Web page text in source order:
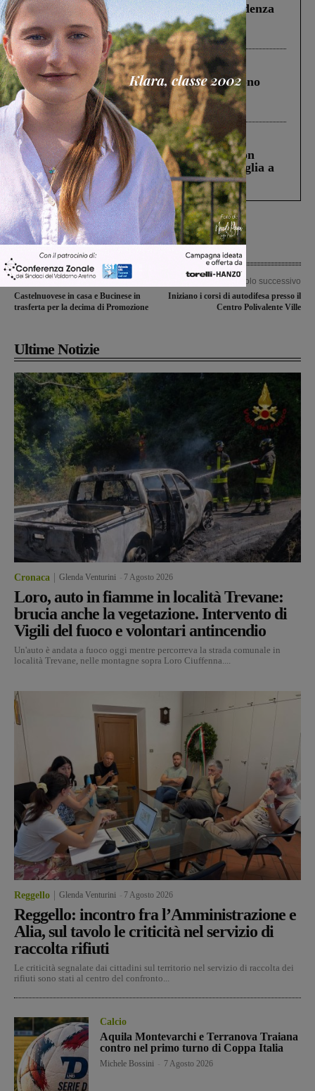
Piscina di Figline finanziata oltre la scadenza
Pnrr, il gruppo di Fratelli d’Italia: “Un
ringraziamento al Governo”
Cronaca 4 Agosto 2026
Un anno fa la strage in A1 in cui morirono
Gianni, Giulia e Franco. Lo schianto, il
processo, lo stop ai sorpassi fra tir....
Cronaca 3 Agosto 2026
Scomparso da una struttura di Castiglion
Fiorentino l’uomo che aveva ucciso la figlia a
Levane nel 2020
Articolo precedente
Castelnuovese in casa e Bucinese in
trasferta per la decima di Promozione
Articolo successivo
Iniziano i corsi di autodifesa presso il
Centro Polivalente Ville
Ultime Notizie
Cronaca Glenda Venturini 7 Agosto 2026
Loro, auto in fiamme in località Trevane:
brucia anche la vegetazione. Intervento di
Vigili del fuoco e volontari antincendio
Un'auto è andata a fuoco oggi mentre percorreva la strada comunale in
località Trevane, nelle montagne sopra Loro Ciuffenna....
Reggello Glenda Venturini 7 Agosto 2026
Reggello: incontro fra l’Amministrazione e
Alia, sul tavolo le criticità nel servizio di
raccolta rifiuti
Le criticità segnalate dai cittadini sul territorio nel servizio di raccolta dei
rifiuti sono stati al centro del confronto...
Calcio
Aquila Montevarchi e Terranova Traiana
contro nel primo turno di Coppa Italia
Michele Bossini 7 Agosto 2026